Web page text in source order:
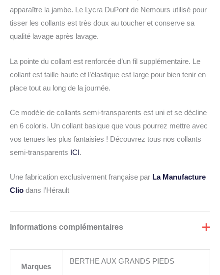
apparaître la jambe. Le Lycra DuPont de Nemours utilisé pour
tisser les collants est très doux au toucher et conserve sa
qualité lavage après lavage.
La pointe du collant est renforcée d’un fil supplémentaire. Le
collant est taille haute et l’élastique est large pour bien tenir en
place tout au long de la journée.
Ce modèle de collants semi-transparents est uni et se décline
en 6 coloris. Un collant basique que vous pourrez mettre avec
vos tenues les plus fantaisies ! Découvrez tous nos collants
semi-transparents ICI .
Une fabrication exclusivement française par La Manufacture
Clio dans l’Hérault
Informations complémentaires
Marques
BERTHE AUX GRANDS PIEDS